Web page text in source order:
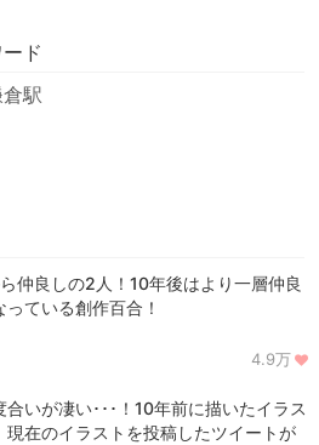
ド
駅
仲良しの2人！10年後はより一層仲良
っている創作百合！
4.9万
合いが凄い･･･！10年前に描いたイラス
現在のイラストを投稿したツイートが